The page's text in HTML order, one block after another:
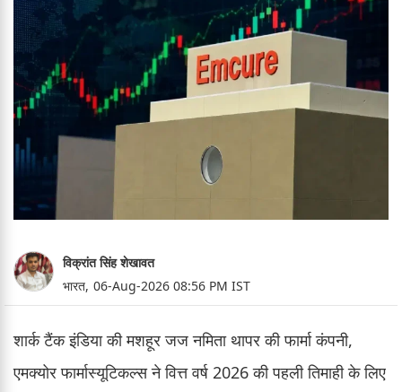
विक्रांत सिंह शेखावत
भारत, 06-Aug-2026 08:56 PM IST
शार्क टैंक इंडिया की मशहूर जज नमिता थापर की फार्मा कंपनी,
एमक्योर फार्मास्यूटिकल्स ने वित्त वर्ष 2026 की पहली तिमाही के लिए